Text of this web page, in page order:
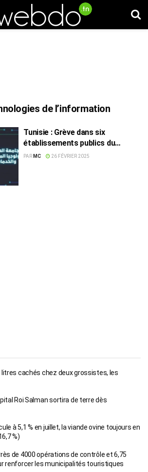
de l’information
Tunisie : Grève dans six
établissements publics du
secteur des technologies de
PAR MC 26 FÉVRIER 2025
litres cachés chez deux grossistes, les
Roi Salman sortira de terre dès
à 5,1 % en juillet, la viande ovine toujours en
%)
de 4000 opérations de contrôle et 6,75
renforcer les municipalités touristiques